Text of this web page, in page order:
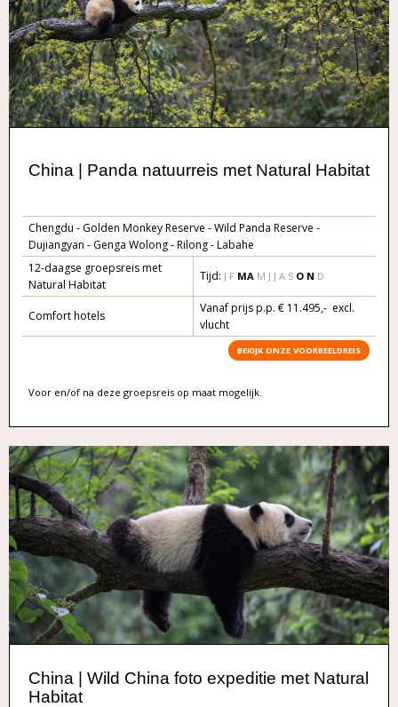
China | Panda natuurreis met Natural Habitat
Chengdu - Golden Monkey Reserve - Wild Panda Reserve -
Dujiangyan - Genga Wolong - Rilong - Labahe
12-daagse groepsreis met
Natural Habitat
Tijd: J FMAM J J A S O N D
Comfort hotels
Vanaf prijs p.p. € 11.495,- excl.
vlucht
BEKIJK ONZE VOORBEELDREIS
Voor en/of na deze groepsreis op maat mogelijk.
China | Wild China foto expeditie met Natural
Habitat